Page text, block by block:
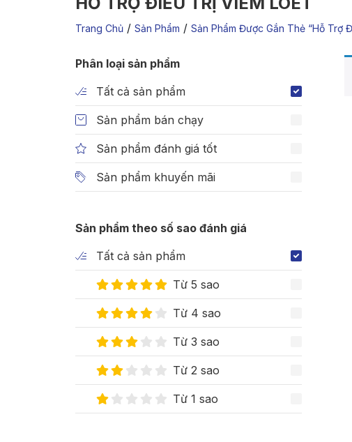
Trang Chủ / Sản Phẩm / Sản Phẩm Được Gắn Thẻ “hỗ Trợ
Phân loại sản phẩm
Tất cả sản phẩm
Sản phẩm bán chạy
Sản phẩm đánh giá tốt
Sản phẩm khuyến mãi
Sản phẩm theo số sao đánh giá
Tất cả sản phẩm
Từ 5 sao
Từ 4 sao
Từ 3 sao
Từ 2 sao
Từ 1 sao